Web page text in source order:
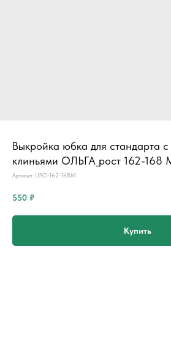
Выкройка юбка для стандарта
клиньями ОЛЬГА_рост 162-168
Артикул: USO-162-168M
550 ₽
Купить